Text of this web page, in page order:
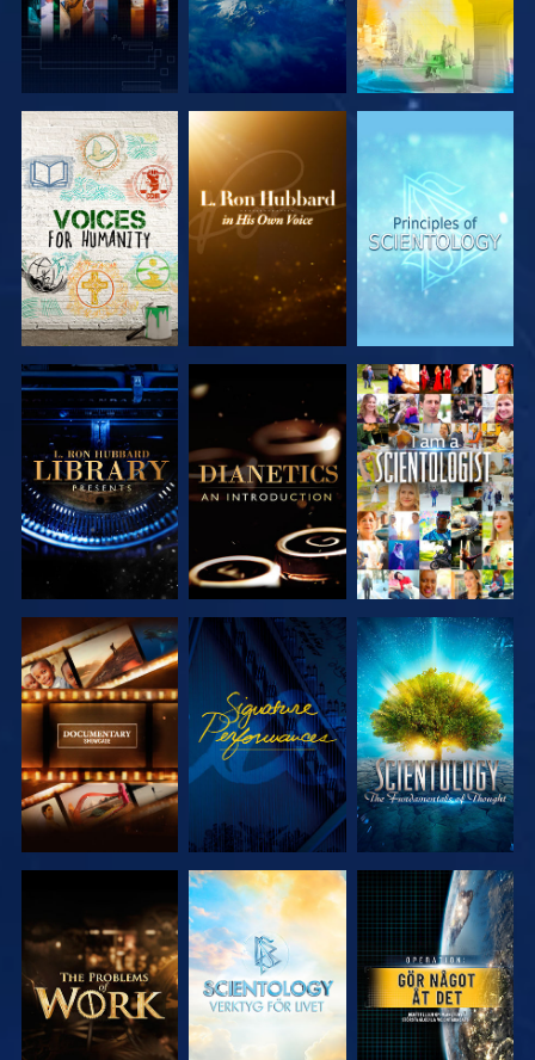
UTFORSKA
SERIEN
UTFORSKA
SERIEN
UTFORSKA
SERIEN
UTFORSKA
SERIEN
UTFORSKA
SERIEN
TITTA
UTFORSKA
SERIEN
TITTA
UTFORSKA
SERIEN
UTFORSKA
SERIEN
UTFORSKA
SERIEN
TITTA